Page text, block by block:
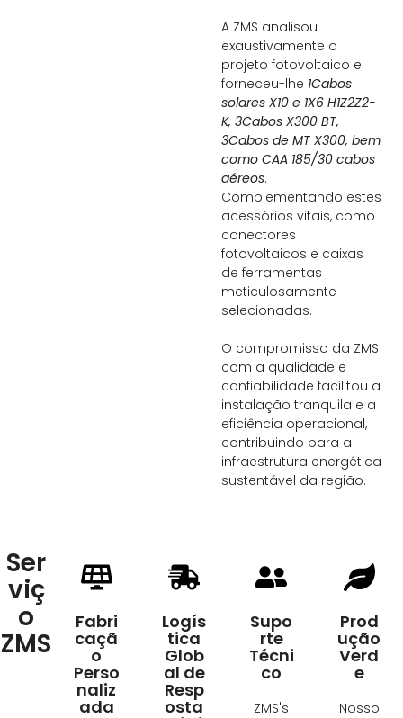
A ZMS analisou
exaustivamente o
projeto fotovoltaico e
forneceu-lhe 1Cabos
solares X10 e 1X6 H1Z2Z2-
K, 3Cabos X300 BT,
3Cabos de MT X300, bem
como CAA 185/30 cabos
aéreos.
Complementando estes
acessórios vitais, como
conectores
fotovoltaicos e caixas
de ferramentas
meticulosamente
selecionadas.
O compromisso da ZMS
com a qualidade e
confiabilidade facilitou a
instalação tranquila e a
eficiência operacional,
contribuindo para a
infraestrutura energética
sustentável da região.
Ser
viç
o
ZMS
Fabri
caçã
o
Perso
naliz
ada
Logís
tica
Glob
al de
Resp
osta
Supo
rte
Técni
co
ZMS's
Prod
ução
Verd
e
Nosso